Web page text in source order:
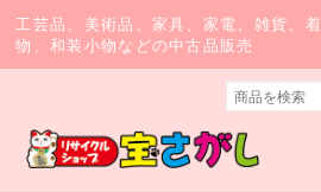
工芸品、美術品、家具、家電、雑貨、着
物、和装小物などの中古品販売